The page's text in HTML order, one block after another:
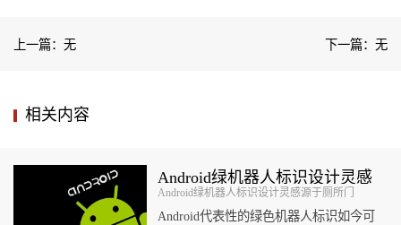
上一篇：无 下一篇：无
相关内容
Android绿机器人标识设计灵感
源于厕所门
Android绿机器人标识设计灵感源于厕所门
Android代表性的绿色机器人标识如今可